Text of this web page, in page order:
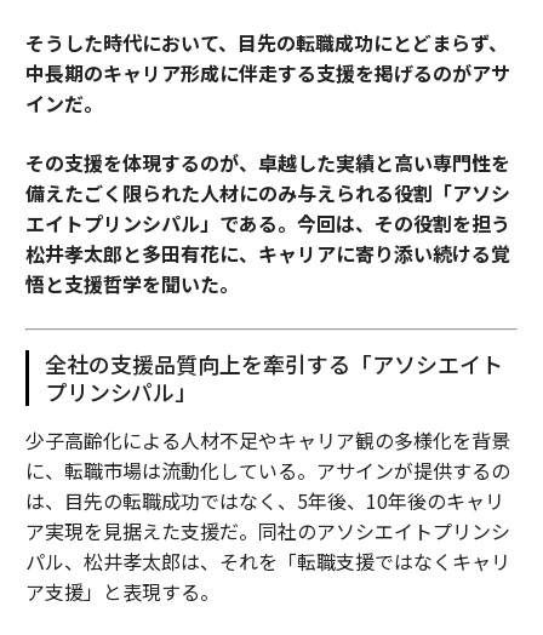
そうした時代において、目先の転職成功にとどまらず、
中長期のキャリア形成に伴走する支援を掲げるのがアサ
インだ。
その支援を体現するのが、卓越した実績と高い専門性を
備えたごく限られた人材にのみ与えられる役割「アソシ
エイトプリンシパル」である。今回は、その役割を担う
松井孝太郎と多田有花に、キャリアに寄り添い続ける覚
悟と支援哲学を聞いた。
全社の支援品質向上を牽引する「アソシエイト
プリンシパル」
少子高齢化による人材不足やキャリア観の多様化を背景
に、転職市場は流動化している。アサインが提供するの
は、目先の転職成功ではなく、5年後、10年後のキャリ
ア実現を見据えた支援だ。同社のアソシエイトプリンシ
パル、松井孝太郎は、それを「転職支援ではなくキャリ
ア支援」と表現する。